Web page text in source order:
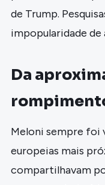
de Trump.
impopularidade
Da
Meloni sempre foi
europeias mais
compartilhavam